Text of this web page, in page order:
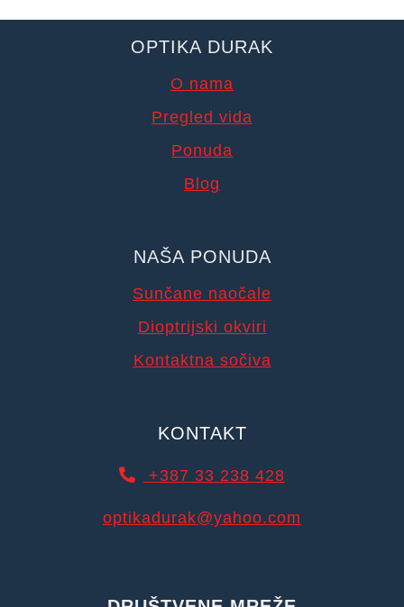
OPTIKA DURAK
O nama
Pregled vida
Ponuda
Blog
NAŠA PONUDA
Sunčane naočale
Dioptrijski okviri
Kontaktna sočiva
KONTAKT
+387 33 238 428
optikadurak@yahoo.com